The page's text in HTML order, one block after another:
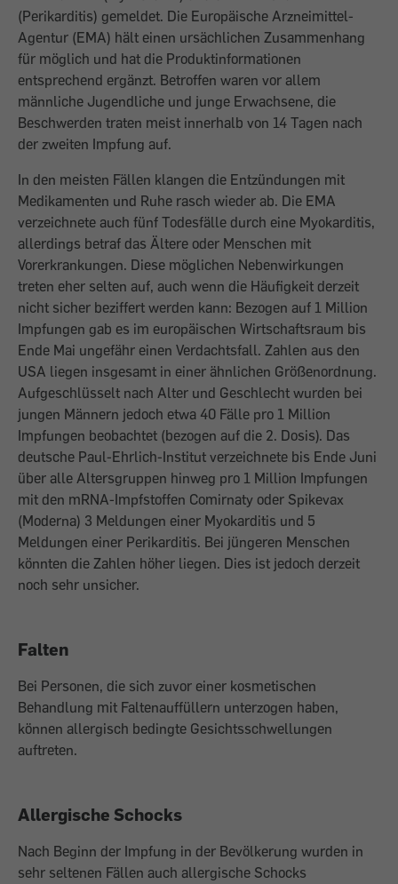
(Perikarditis) gemeldet. Die Europäische Arzneimittel-
Agentur (EMA) hält einen ursächlichen Zusammenhang
für möglich und hat die Produktinformationen
entsprechend ergänzt. Betroffen waren vor allem
männliche Jugendliche und junge Erwachsene, die
Beschwerden traten meist innerhalb von 14 Tagen nach
der zweiten Impfung auf.
In den meisten Fällen klangen die Entzündungen mit
Medikamenten und Ruhe rasch wieder ab. Die EMA
verzeichnete auch fünf Todesfälle durch eine Myokarditis,
allerdings betraf das Ältere oder Menschen mit
Vorerkrankungen. Diese möglichen Nebenwirkungen
treten eher selten auf, auch wenn die Häufigkeit derzeit
nicht sicher beziffert werden kann: Bezogen auf 1 Million
Impfungen gab es im europäischen Wirtschaftsraum bis
Ende Mai ungefähr einen Verdachtsfall. Zahlen aus den
USA liegen insgesamt in einer ähnlichen Größenordnung.
Aufgeschlüsselt nach Alter und Geschlecht wurden bei
jungen Männern jedoch etwa 40 Fälle pro 1 Million
Impfungen beobachtet (bezogen auf die 2. Dosis). Das
deutsche Paul-Ehrlich-Institut verzeichnete bis Ende Juni
über alle Altersgruppen hinweg pro 1 Million Impfungen
mit den mRNA-Impfstoffen Comirnaty oder Spikevax
(Moderna) 3 Meldungen einer Myokarditis und 5
Meldungen einer Perikarditis. Bei jüngeren Menschen
könnten die Zahlen höher liegen. Dies ist jedoch derzeit
noch sehr unsicher.
Falten
Bei Personen, die sich zuvor einer kosmetischen
Behandlung mit Faltenauffüllern unterzogen haben,
können allergisch bedingte Gesichtsschwellungen
auftreten.
Allergische Schocks
Nach Beginn der Impfung in der Bevölkerung wurden in
sehr seltenen Fällen auch allergische Schocks